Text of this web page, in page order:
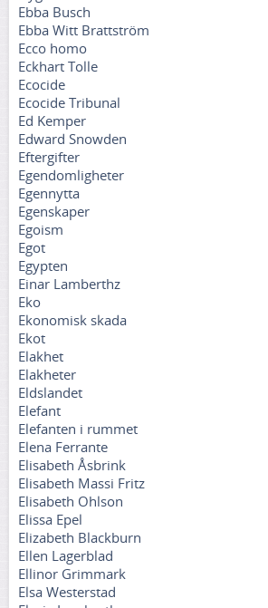
Ebba Busch
Ebba Witt Brattström
Ecco homo
Eckhart Tolle
Ecocide
Ecocide Tribunal
Ed Kemper
Edward Snowden
Eftergifter
Egendomligheter
Egennytta
Egenskaper
Egoism
Egot
Egypten
Einar Lamberthz
Eko
Ekonomisk skada
Ekot
Elakhet
Elakheter
Eldslandet
Elefant
Elefanten i rummet
Elena Ferrante
Elisabeth Åsbrink
Elisabeth Massi Fritz
Elisabeth Ohlson
Elissa Epel
Elizabeth Blackburn
Ellen Lagerblad
Ellinor Grimmark
Elsa Westerstad